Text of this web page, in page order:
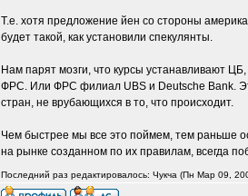
Т.е. хотя предложение йен со стороны
будет такой, как установили спекулянты.
Нам парят мозги, что курсы устанавливают
ФРС. Или ФРС филиал UBS и Deutsche Bank.
стран, не врубающихся в то, что происходит.
Чем быстрее мы все это поймем, тем раньше
на рынке созданном по их правилам, всегда
Последний раз редактировалось: Чукча (Пн Мар 09,